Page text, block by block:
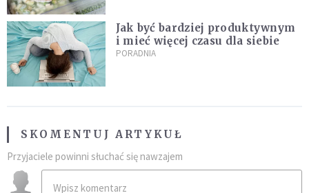
Jak być bardziej produktywnym
i mieć więcej czasu dla siebie
PORADNIA
SKOMENTUJ ARTYKUŁ
Przyjaciele powinni słuchać się nawzajem